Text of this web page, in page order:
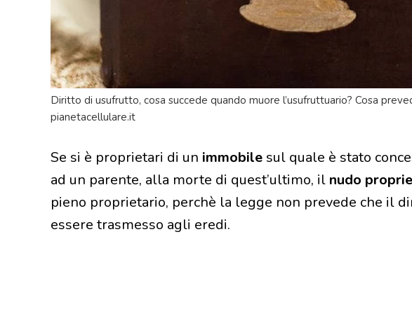
Diritto di usufrutto, cosa succede quando muore l’usufruttuario? Cosa
pianetacellulare.it
Se si è proprietari di un immobile sul quale è stato
ad un parente, alla morte di quest’ultimo, il nudo
pieno proprietario, perchè la legge non prevede che il
essere trasmesso agli eredi.